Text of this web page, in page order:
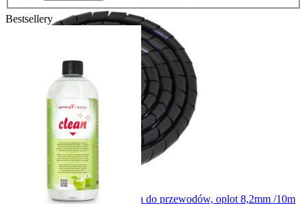
Spirala CZARNA 8B ochronna do przewodów, oplot 8,2mm /10m
Bestsellery